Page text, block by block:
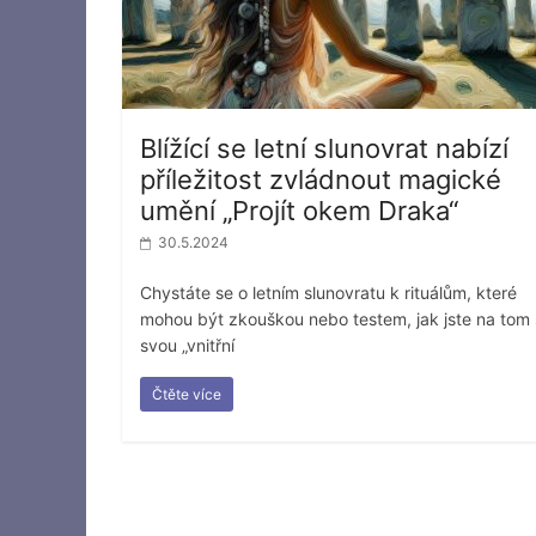
Blížící se letní slunovrat nabízí
příležitost zvládnout magické
umění „Projít okem Draka“
30.5.2024
Chystáte se o letním slunovratu k rituálům, které
mohou být zkouškou nebo testem, jak jste na tom
svou „vnitřní
Čtěte více